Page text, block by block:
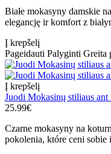
Białe mokasyny damskie
elegancję ir komfort z
Į krepšelį
Pageidauti Palyginti Greita
Į krepšelį
Juodi Mokasinų stiliaus
25.99€
Czarne mokasyny na
pokolenia, które ceni sobie